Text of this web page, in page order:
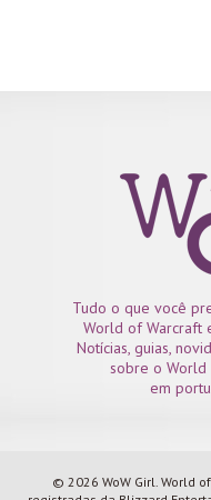
Tudo o que você
World of Warcraft
Notícias, guias,
sobre o World
em
© 2026 WoW Girl. World